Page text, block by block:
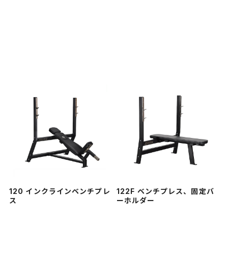
120 インクラインベンチプレ
ス
122F ベンチプレス、固定バ
ーホルダー